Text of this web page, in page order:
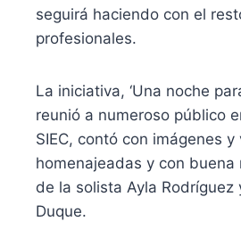
seguirá haciendo con el
profesionales.
La iniciativa, ‘Una noche
reunió a numeroso público
SIEC, contó con imágenes
homenajeadas y con buena
de la solista Ayla Rodríguez
Duque.